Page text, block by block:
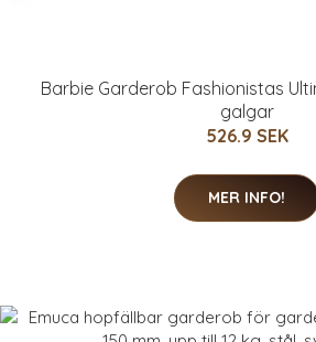
Barbie Garderob Fashionistas
galgar
526.9 SEK
MER INFO!